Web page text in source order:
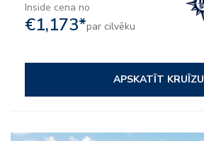
Inside cena no
€1,173*par cilvēku
APSKATĪT KRUĪZU